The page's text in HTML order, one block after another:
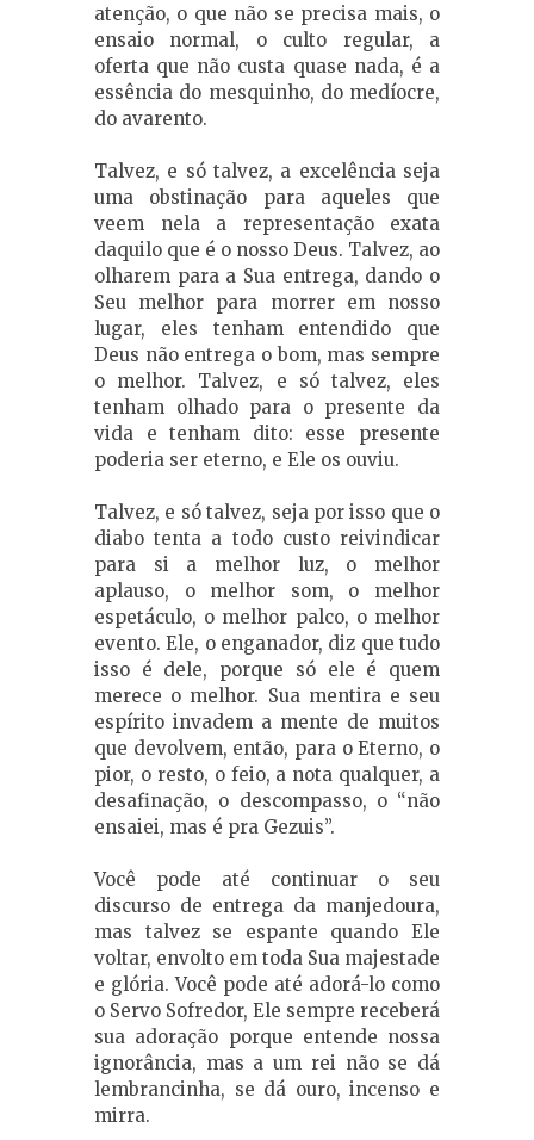
atenção, o que não se precisa mais, o
ensaio normal, o culto regular, a
oferta que não custa quase nada, é a
essência do mesquinho, do medíocre,
do avarento.
Talvez, e só talvez, a excelência seja
uma obstinação para aqueles que
veem nela a representação exata
daquilo que é o nosso Deus. Talvez, ao
olharem para a Sua entrega, dando o
Seu melhor para morrer em nosso
lugar, eles tenham entendido que
Deus não entrega o bom, mas sempre
o melhor. Talvez, e só talvez, eles
tenham olhado para o presente da
vida e tenham dito: esse presente
poderia ser eterno, e Ele os ouviu.
Talvez, e só talvez, seja por isso que o
diabo tenta a todo custo reivindicar
para si a melhor luz, o melhor
aplauso, o melhor som, o melhor
espetáculo, o melhor palco, o melhor
evento. Ele, o enganador, diz que tudo
isso é dele, porque só ele é quem
merece o melhor. Sua mentira e seu
espírito invadem a mente de muitos
que devolvem, então, para o Eterno, o
pior, o resto, o feio, a nota qualquer, a
desafinação, o descompasso, o “não
ensaiei, mas é pra Gezuis”.
Você pode até continuar o seu
discurso de entrega da manjedoura,
mas talvez se espante quando Ele
voltar, envolto em toda Sua majestade
e glória. Você pode até adorá-lo como
o Servo Sofredor, Ele sempre receberá
sua adoração porque entende nossa
ignorância, mas a um rei não se dá
lembrancinha, se dá ouro, incenso e
mirra.